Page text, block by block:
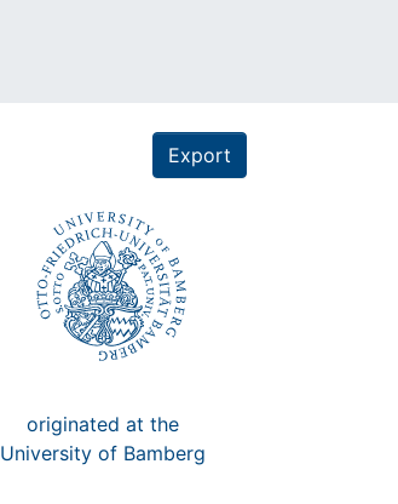
Export
originated at the
University of Bamberg